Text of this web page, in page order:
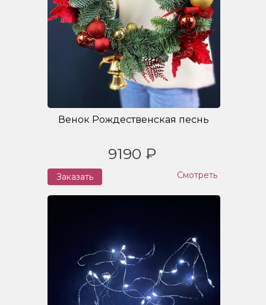
Венок Рождественская песнь
9190 ₽
Заказать Смотреть